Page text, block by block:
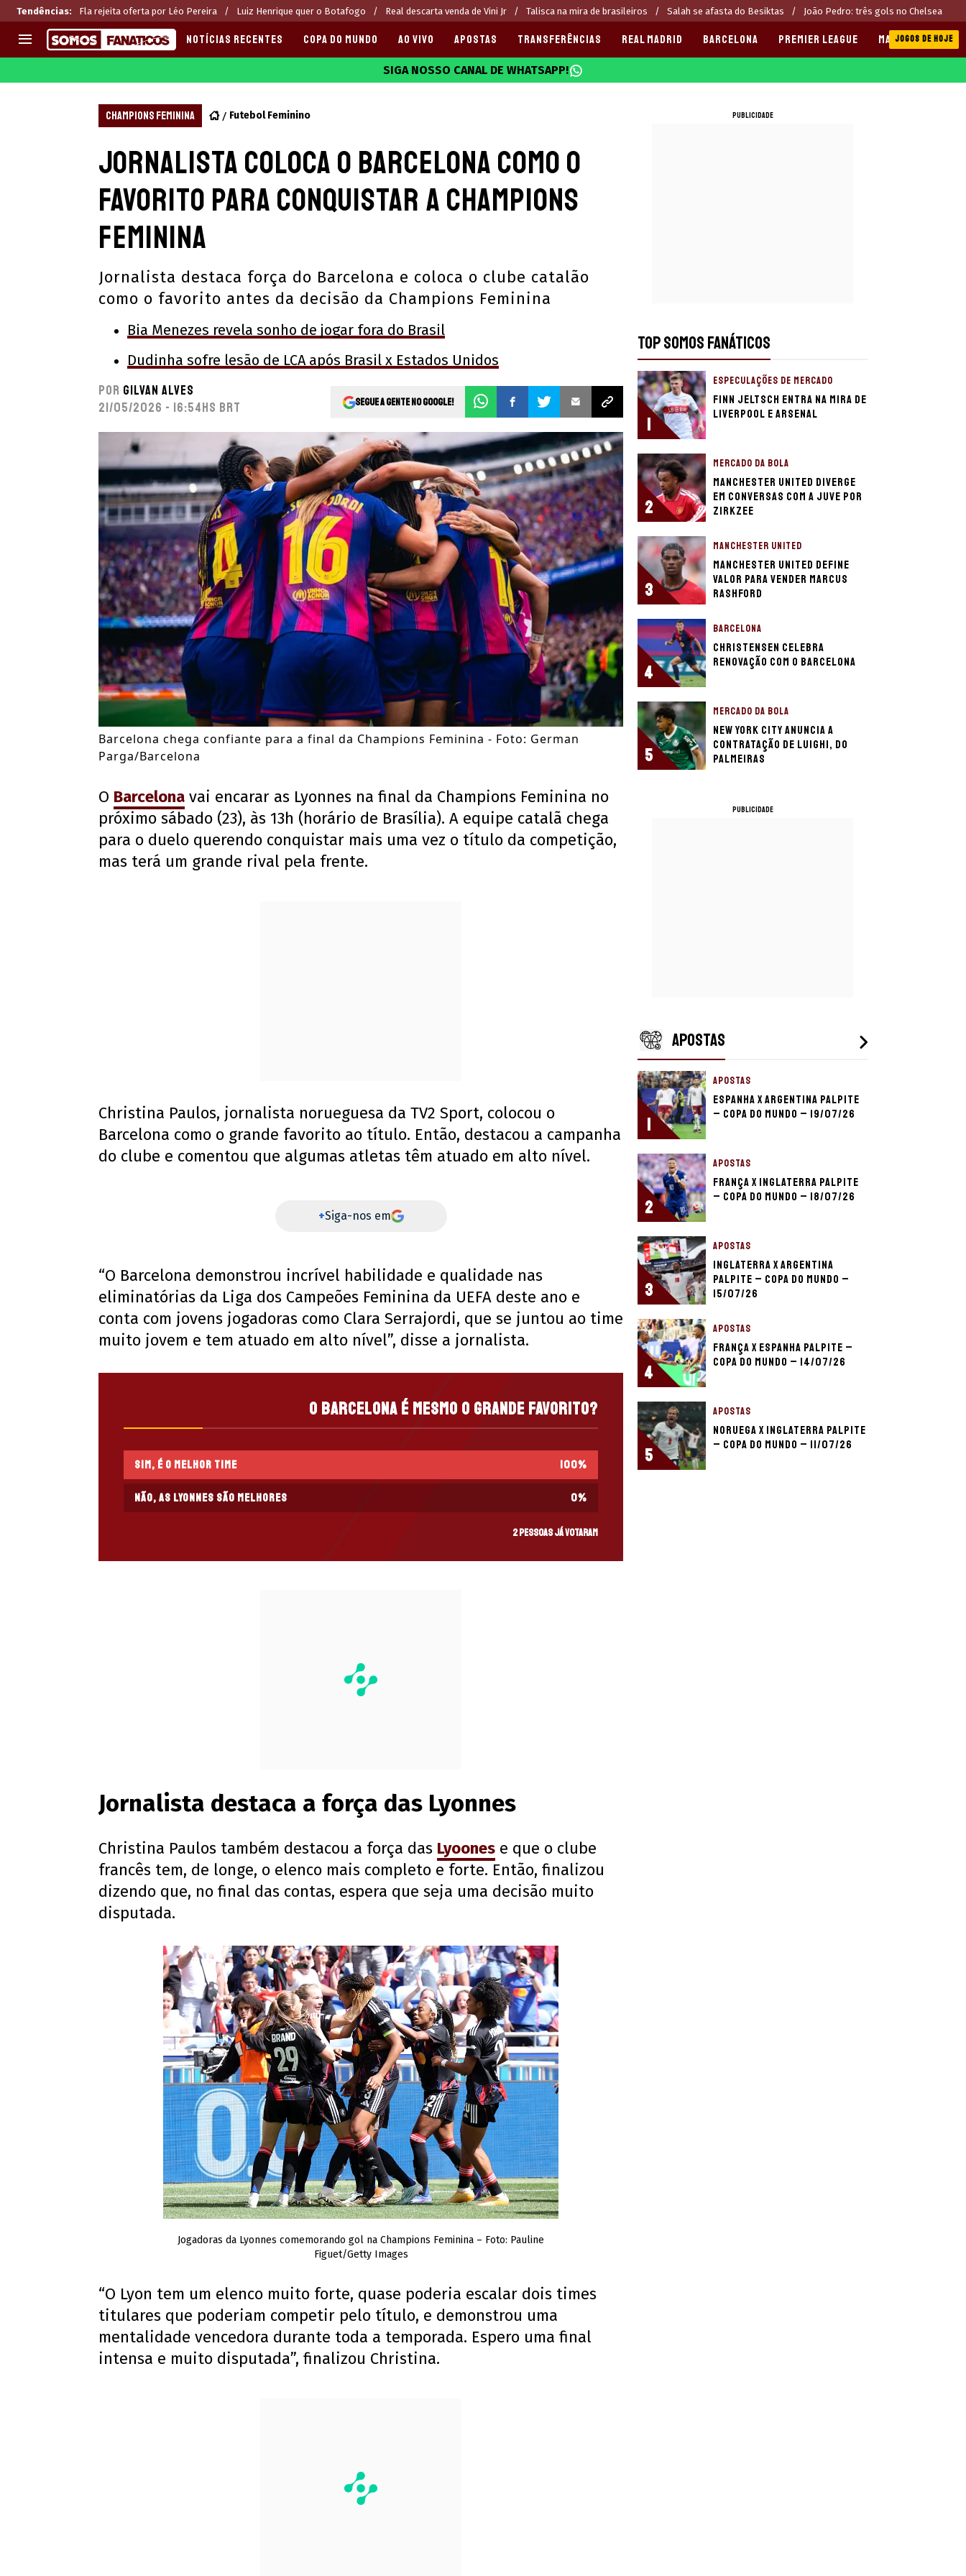
Tendências: Fla rejeita oferta por Léo Pereira Luiz Henrique quer o Botafogo Real descarta venda de Vini Jr Talisca na mira de brasileiros Salah se afasta do Besiktas João Pedro: três gols no Chelsea
CHAMPIONS LEAGUE
PREMIER LEAGUE
LIGA PORTUGUESA
Melhores sites de apostas 2025
Últimas
CASAS DE APOSTAS
CÓDIGOS e OFERTAS
APPS
NOTÍCIAS RECENTES COPA DO MUNDO AO VIVO APOSTAS TRANSFERÊNCIAS REAL MADRID BARCELONA PREMIER LEAGUE MANCHESTER CITY
JOGOS DE HOJE
SIGA NOSSO CANAL DE WHATSAPP!
CHAMPIONS FEMININA Futebol Feminino
Jornalista coloca o Barcelona como o
favorito para conquistar a Champions
Feminina
Jornalista destaca força do Barcelona e coloca o clube catalão
como o favorito antes da decisão da Champions Feminina
Bia Menezes revela sonho de jogar fora do Brasil
Dudinha sofre lesão de LCA após Brasil x Estados Unidos
Por Gilvan Alves
21/05/2026 - 16:54hs BRT
Segue a gente no Google!
Barcelona chega confiante para a final da Champions Feminina - Foto: German
Parga/Barcelona
O Barcelona vai encarar as Lyonnes na final da Champions Feminina no
próximo sábado (23), às 13h (horário de Brasília). A equipe catalã chega
para o duelo querendo conquistar mais uma vez o título da competição,
mas terá um grande rival pela frente.
Christina Paulos, jornalista norueguesa da TV2 Sport, colocou o
Barcelona como o grande favorito ao título. Então, destacou a campanha
do clube e comentou que algumas atletas têm atuado em alto nível.
+Siga-nos em
“O Barcelona demonstrou incrível habilidade e qualidade nas
eliminatórias da Liga dos Campeões Feminina da UEFA deste ano e
conta com jovens jogadoras como Clara Serrajordi, que se juntou ao time
muito jovem e tem atuado em alto nível”, disse a jornalista.
O Barcelona é mesmo o grande favorito?
Sim, é o melhor time 100%
Não, as Lyonnes são melhores 0%
2 pessoas já votaram
Jornalista destaca a força das Lyonnes
Christina Paulos também destacou a força das Lyoones e que o clube
francês tem, de longe, o elenco mais completo e forte. Então, finalizou
dizendo que, no final das contas, espera que seja uma decisão muito
disputada.
Jogadoras da Lyonnes comemorando gol na Champions Feminina – Foto: Pauline
Figuet/Getty Images
“O Lyon tem um elenco muito forte, quase poderia escalar dois times
titulares que poderiam competir pelo título, e demonstrou uma
mentalidade vencedora durante toda a temporada. Espero uma final
intensa e muito disputada”, finalizou Christina.
PUBLICIDADE
TOP SOMOS FANÁTICOS
1
ESPECULAÇÕES DE MERCADO
Finn Jeltsch entra na mira de
Liverpool e Arsenal
2
MERCADO DA BOLA
Manchester United diverge
em conversas com a Juve por
Zirkzee
3
MANCHESTER UNITED
Manchester United define
valor para vender Marcus
Rashford
4
BARCELONA
Christensen celebra
renovação com o Barcelona
5
MERCADO DA BOLA
New York City anuncia a
contratação de Luighi, do
Palmeiras
PUBLICIDADE
APOSTAS
1
APOSTAS
Espanha x Argentina palpite
– Copa do Mundo – 19/07/26
2
APOSTAS
França x Inglaterra palpite
– Copa do Mundo – 18/07/26
3
APOSTAS
Inglaterra x Argentina
palpite – Copa do Mundo –
15/07/26
4
APOSTAS
França x Espanha palpite –
Copa do Mundo – 14/07/26
5
APOSTAS
Noruega x Inglaterra palpite
– Copa do Mundo – 11/07/26